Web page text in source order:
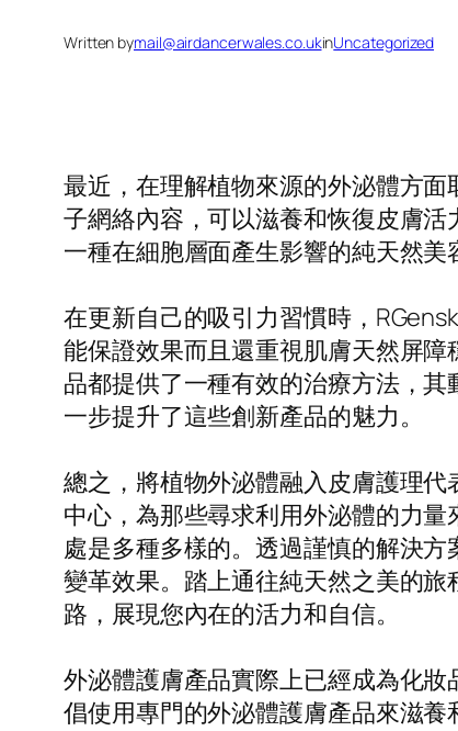
Written bymail@airdancerwales.co.ukinUncategorized
最近，在理解植物來源的外泌體方
子網絡內容，可以滋養和恢復皮膚
一種在細胞層面產生影響的純天然美
在更新自己的吸引力習慣時，
能保證效果而且還重視肌膚天然屏
品都提供了一種有效的治療方法，
一步提升了這些創新產品的魅力。
總之，將植物外泌體融入皮膚護理
中心，為那些尋求利用外泌體的力
處是多種多樣的。透過謹慎的解決
變革效果。踏上通往純天然之美的
路，展現您內在的活力和自信。
外泌體護膚產品實際上已經成為化
倡使用專門的外泌體護膚產品來滋養